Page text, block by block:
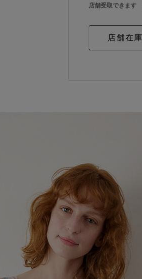
店舗受取できます